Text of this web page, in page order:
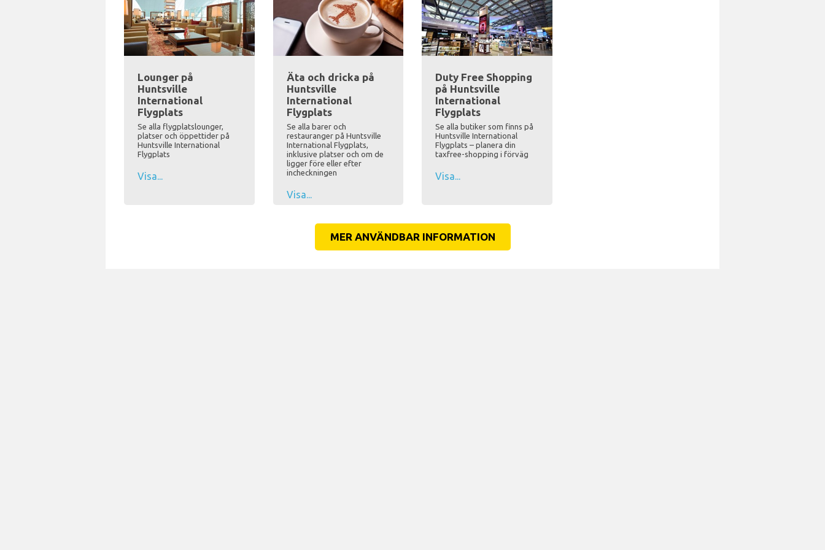
Lounger på
Huntsville
International
Flygplats
Se alla flygplatslounger,
platser och öppettider på
Huntsville International
Flygplats
Visa...
Äta och dricka på
Huntsville
International
Flygplats
Se alla barer och
restauranger på Huntsville
International Flygplats,
inklusive platser och om de
ligger före eller efter
incheckningen
Visa...
Duty Free Shopping
på Huntsville
International
Flygplats
Se alla butiker som finns på
Huntsville International
Flygplats – planera din
taxfree-shopping i förväg
Visa...
MER ANVÄNDBAR INFORMATION